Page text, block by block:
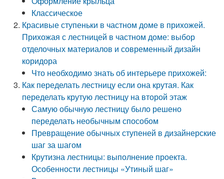
Классическое
Красивые ступеньки в частном доме в прихожей.
Прихожая с лестницей в частном доме: выбор
отделочных материалов и современный дизайн
коридора
Что необходимо знать об интерьере прихожей:
Как переделать лестницу если она крутая. Как
переделать крутую лестницу на второй этаж
Самую обычную лестницу было решено
переделать необычным способом
Превращение обычных ступеней в дизайнерские
шаг за шагом
Крутизна лестницы: выполнение проекта.
Особенности лестницы «Утиный шаг»